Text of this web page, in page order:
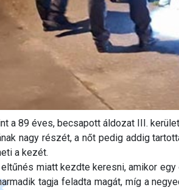
a 89 éves, becsapott áldozat III.
nagy részét, a nőt pedig addig
a kezét.
miatt kezdte keresni, amikor
tagja feladta magát, míg a